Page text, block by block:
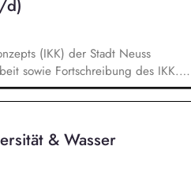
d)
(IKK) der Stadt Neuss
sowie Fortschreibung des IKK.
PV-Anlagen sowie Planung
von Modellen zu Energy-
Fördermittelakquise und
Energien sowie
& Wasser